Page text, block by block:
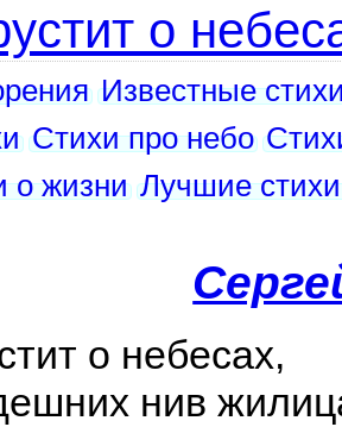
о
Известные
Стихи про небо
о жизни Лучшие
о небесах,
нив